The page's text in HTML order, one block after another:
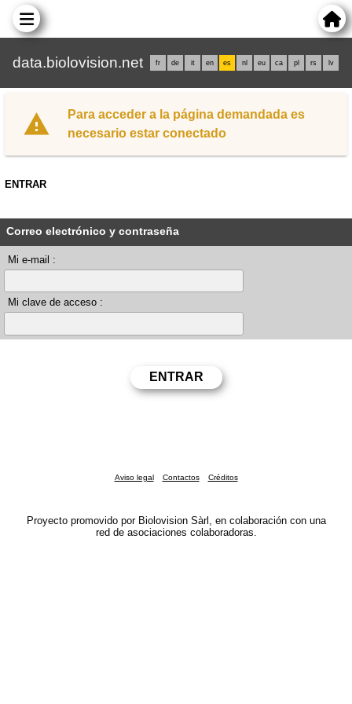
data.biolovision.net fr de it en es nl eu ca pl rs lv
Para acceder a la página demandada es
necesario estar conectado
ENTRAR
Correo electrónico y contraseña
Mi e-mail :
Mi clave de acceso :
Aviso legal Contactos Créditos
Proyecto promovido por Biolovision Sàrl, en colaboración con una
red de asociaciones colaboradoras.